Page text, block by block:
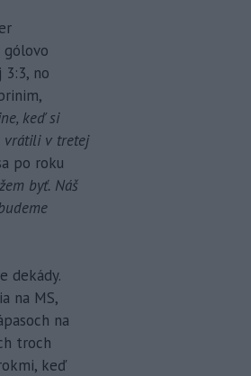
gólovo
3:3, no
keď si
vrátili v tretej
po roku
byť. Náš
dekády.
na MS,
na
troch
keď